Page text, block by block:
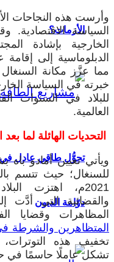
الأزمات؟
تحوُّل طاقي عادل في
دوّامة الديون
وأرست هذه النجاحات
السياسة
الخارجية بإشادة
الدبلوماسية إلى
مما عزَّز مكانة السنغال
خبرته في السياسة
للبلاد في السنوات
العالمية.
التحديات الهائلة لما
ويأتي تعيين أمادو
للسنغال؛ حيث تتسم
2021م، اهتزت
والقضائية التي أدَّت
المظاهرات وقضايا
المتظاهرين والشرطة
تخفيف هذه
تشكل عاملًا حاسمًا في